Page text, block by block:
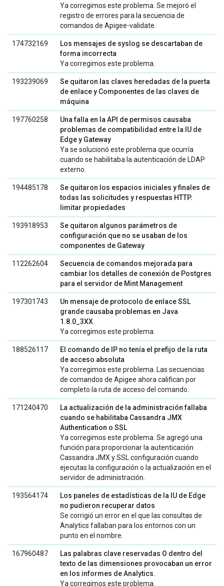
Ya corregimos este problema. Se mejoró el
registro de errores para la secuencia de
comandos de Apigee-validate.
174732169
Los mensajes de syslog se descartaban de
forma incorrecta
Ya corregimos este problema.
193239069
Se quitaron las claves heredadas de la puerta
de enlace y Componentes de las claves de
máquina
197760258
Una falla en la API de permisos causaba
problemas de compatibilidad entre la IU de
Edge y Gateway
Ya se solucionó este problema que ocurría
cuando se habilitaba la autenticación de LDAP
externo.
194485178
Se quitaron los espacios iniciales y finales de
todas las solicitudes y respuestas HTTP.
limitar propiedades
193918953
Se quitaron algunos parámetros de
configuración que no se usaban de los
componentes de Gateway
112262604
Secuencia de comandos mejorada para
cambiar los detalles de conexión de Postgres
para el servidor de Mint Management
197301743
Un mensaje de protocolo de enlace SSL
grande causaba problemas en Java
1.8.0_3XX
Ya corregimos este problema.
188526117
El comando de IP no tenía el prefijo de la ruta
de acceso absoluta
Ya corregimos este problema. Las secuencias
de comandos de Apigee ahora califican por
completo la ruta de acceso del comando.
171240470
La actualización de la administración fallaba
cuando se habilitaba Cassandra JMX
Authentication o SSL
Ya corregimos este problema. Se agregó una
función para proporcionar la autenticación
Cassandra JMX y SSL configuración cuando
ejecutas la configuración o la actualización en el
servidor de administración.
193564174
Los paneles de estadísticas de la IU de Edge
no pudieron recuperar datos
Se corrigió un error en el que las consultas de
Analytics fallaban para los entornos con un
punto en el nombre.
167960487
Las palabras clave reservadas O dentro del
texto de las dimensiones provocaban un error
en los informes de Analytics.
Ya corregimos este problema.